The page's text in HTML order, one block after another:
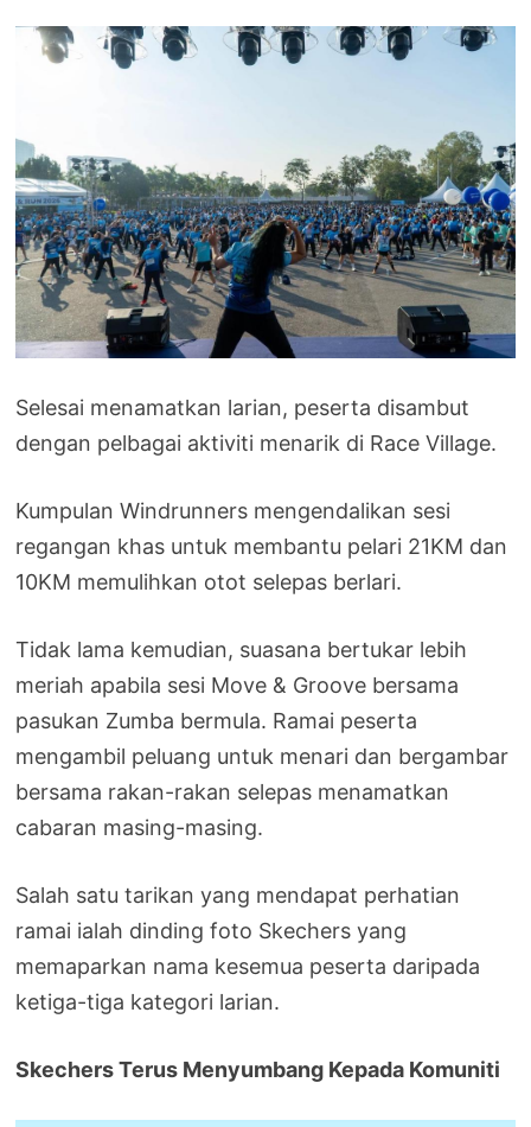
Selesai menamatkan larian, peserta disambut
dengan pelbagai aktiviti menarik di Race Village.
Kumpulan Windrunners mengendalikan sesi
regangan khas untuk membantu pelari 21KM dan
10KM memulihkan otot selepas berlari.
Tidak lama kemudian, suasana bertukar lebih
meriah apabila sesi Move & Groove bersama
pasukan Zumba bermula. Ramai peserta
mengambil peluang untuk menari dan bergambar
bersama rakan-rakan selepas menamatkan
cabaran masing-masing.
Salah satu tarikan yang mendapat perhatian
ramai ialah dinding foto Skechers yang
memaparkan nama kesemua peserta daripada
ketiga-tiga kategori larian.
Skechers Terus Menyumbang Kepada Komuniti